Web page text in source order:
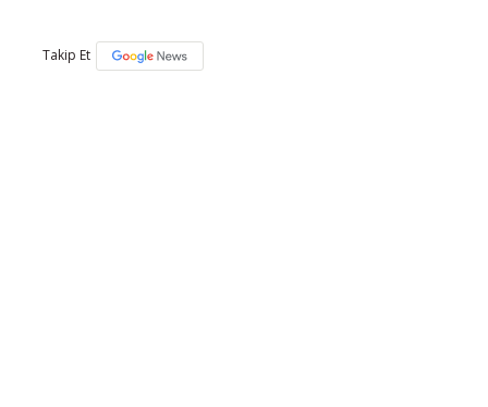
Takip Et